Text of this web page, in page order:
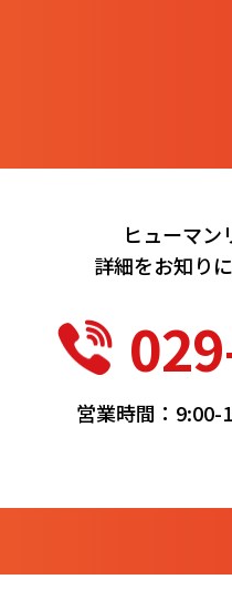
ヒューマン
詳細をお知り
営業時間：9:00-